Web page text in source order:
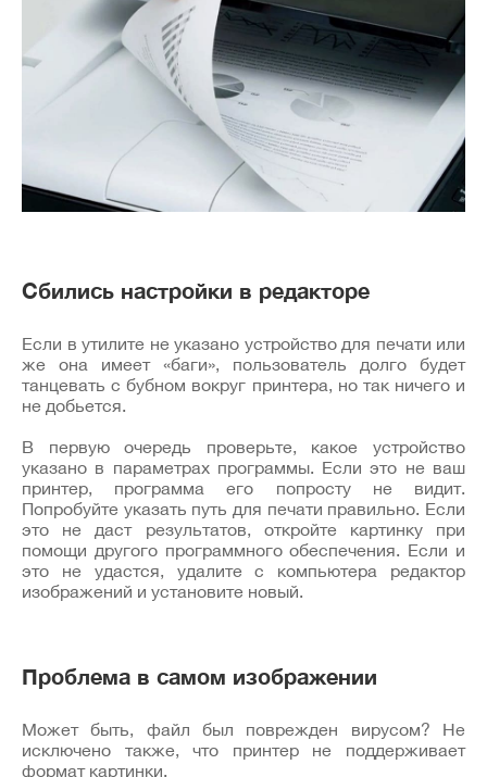
Сбились настройки в редакторе
Если в утилите не указано устройство для печати или
же она имеет «баги», пользователь долго будет
танцевать с бубном вокруг принтера, но так ничего и
не добьется.
В первую очередь проверьте, какое устройство
указано в параметрах программы. Если это не ваш
принтер, программа его попросту не видит.
Попробуйте указать путь для печати правильно. Если
это не даст результатов, откройте картинку при
помощи другого программного обеспечения. Если и
это не удастся, удалите с компьютера редактор
изображений и установите новый.
Проблема в самом изображении
Может быть, файл был поврежден вирусом? Не
исключено также, что принтер не поддерживает
формат картинки.